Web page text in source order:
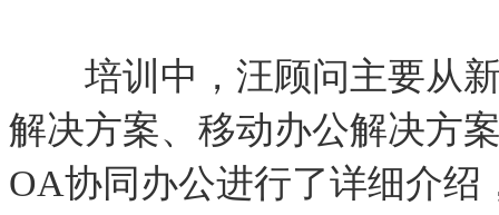
培训中，汪顾问主要从新
解决方案、移动办公解决方
OA协同办公进行了详细介